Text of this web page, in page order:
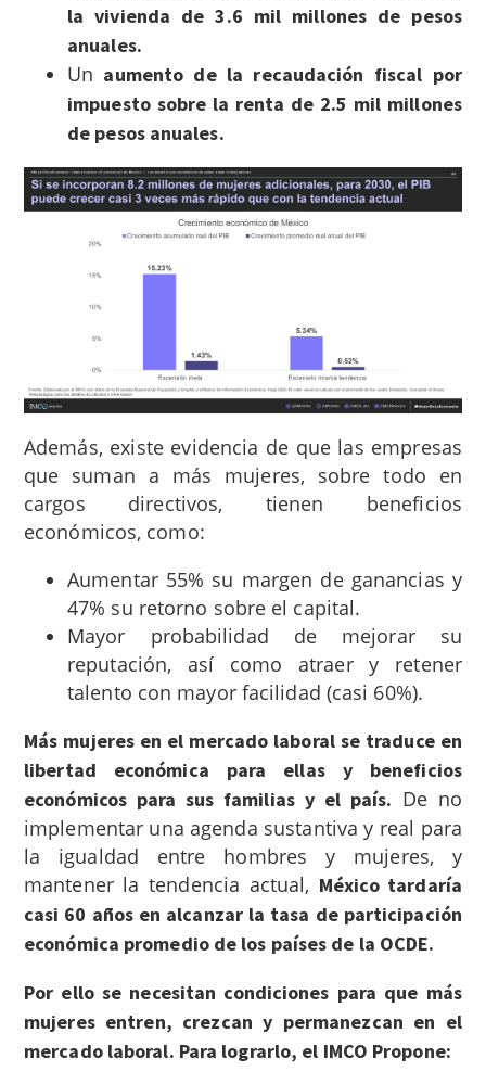
la vivienda de 3.6 mil millones de pesos
anuales.
Un aumento de la recaudación fiscal por
impuesto sobre la renta de 2.5 mil millones
de pesos anuales.
Además, existe evidencia de que las empresas
que suman a más mujeres, sobre todo en
cargos directivos, tienen beneficios
económicos, como:
Aumentar 55% su margen de ganancias y
47% su retorno sobre el capital.
Mayor probabilidad de mejorar su
reputación, así como atraer y retener
talento con mayor facilidad (casi 60%).
Más mujeres en el mercado laboral se traduce en
libertad económica para ellas y beneficios
económicos para sus familias y el país. De no
implementar una agenda sustantiva y real para
la igualdad entre hombres y mujeres, y
mantener la tendencia actual, México tardaría
casi 60 años en alcanzar la tasa de participación
económica promedio de los países de la OCDE.
Por ello se necesitan condiciones para que más
mujeres entren, crezcan y permanezcan en el
mercado laboral. Para lograrlo, el IMCO Propone: